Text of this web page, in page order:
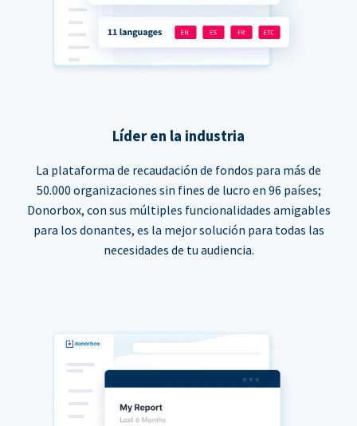
Líder en la industria
La plataforma de recaudación de fondos para más de
50.000 organizaciones sin fines de lucro en 96 países;
Donorbox, con sus múltiples funcionalidades amigables
para los donantes, es la mejor solución para todas las
necesidades de tu audiencia.